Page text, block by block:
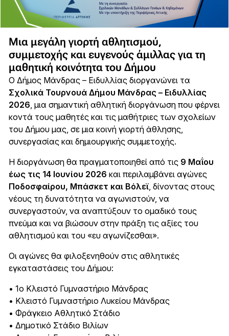
Μια μεγάλη γιορτή αθλητισμού,
συμμετοχής και ευγενούς άμιλλας για τη
μαθητική κοινότητα του Δήμου
Ο Δήμος Μάνδρας – Ειδυλλίας διοργανώνει τα
Σχολικά Τουρνουά Δήμου Μάνδρας – Ειδυλλίας
2026, μια σημαντική αθλητική διοργάνωση που φέρνει
κοντά τους μαθητές και τις μαθήτριες των σχολείων
του Δήμου μας, σε μια κοινή γιορτή άθλησης,
συνεργασίας και δημιουργικής συμμετοχής.
Η διοργάνωση θα πραγματοποιηθεί από τις 9 Μαΐου
έως τις 14 Ιουνίου 2026 και περιλαμβάνει αγώνες
Ποδοσφαίρου, Μπάσκετ και Βόλεϊ, δίνοντας στους
νέους τη δυνατότητα να αγωνιστούν, να
συνεργαστούν, να αναπτύξουν το ομαδικό τους
πνεύμα και να βιώσουν στην πράξη τις αξίες του
αθλητισμού και του «ευ αγωνίζεσθαι».
Οι αγώνες θα φιλοξενηθούν στις αθλητικές
εγκαταστάσεις του Δήμου:
• 1ο Κλειστό Γυμναστήριο Μάνδρας
• Κλειστό Γυμναστήριο Λυκείου Μάνδρας
• Φράγκειο Αθλητικό Στάδιο
• Δημοτικό Στάδιο Βιλίων